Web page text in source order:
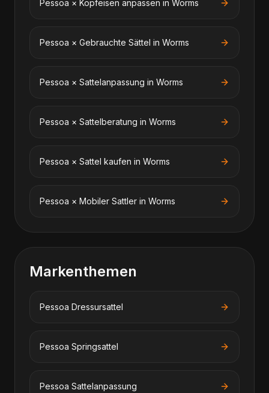
Pessoa × Kopfeisen anpassen in Worms
Pessoa × Gebrauchte Sättel in Worms
Pessoa × Sattelanpassung in Worms
Pessoa × Sattelberatung in Worms
Pessoa × Sattel kaufen in Worms
Pessoa × Mobiler Sattler in Worms
Markenthemen
Pessoa Dressursattel
Pessoa Springsattel
Pessoa Sattelanpassung